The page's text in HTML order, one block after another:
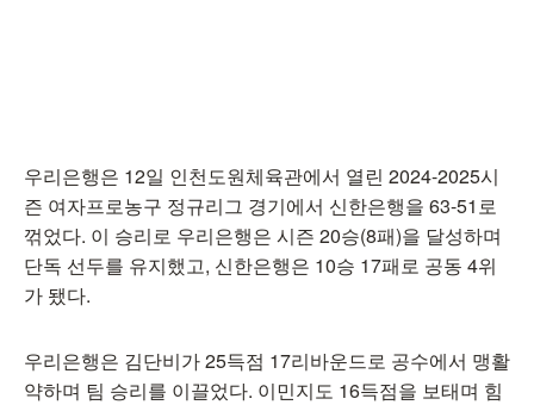
우리은행은 12일 인천도원체육관에서 열린 2024-2025시
즌 여자프로농구 정규리그 경기에서 신한은행을 63-51로
꺾었다. 이 승리로 우리은행은 시즌 20승(8패)을 달성하며
단독 선두를 유지했고, 신한은행은 10승 17패로 공동 4위
가 됐다.
우리은행은 김단비가 25득점 17리바운드로 공수에서 맹활
약하며 팀 승리를 이끌었다. 이민지도 16득점을 보태며 힘